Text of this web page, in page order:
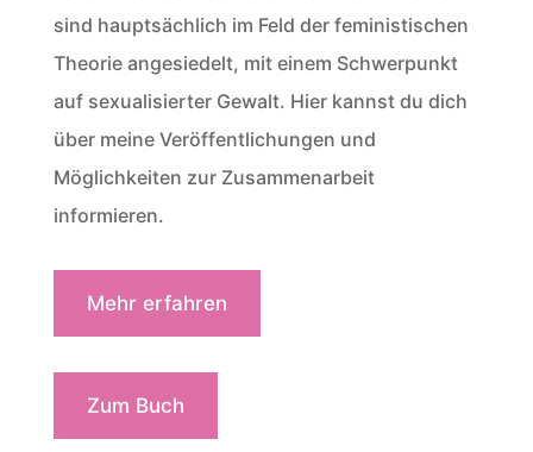
sind hauptsächlich im Feld der feministischen
Theorie angesiedelt, mit einem Schwerpunkt
auf sexualisierter Gewalt. Hier kannst du dich
über meine Veröffentlichungen und
Möglichkeiten zur Zusammenarbeit
informieren.
Mehr erfahren
Zum Buch